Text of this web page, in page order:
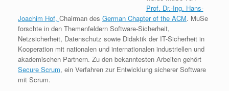
Prof. Dr.-Ing. Hans-
Joachim Hof, Chairman des German Chapter of the ACM. MuSe
forschte in den Themenfeldern Software-Sicherheit,
Netzsicherheit, Datenschutz sowie Didaktik der IT-Sicherheit in
Kooperation mit nationalen und internationalen industriellen und
akademischen Partnern. Zu den bekanntesten Arbeiten gehört
Secure Scrum, ein Verfahren zur Entwicklung sicherer Software
mit Scrum.